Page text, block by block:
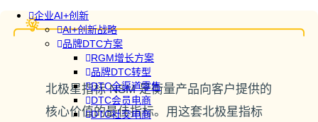
企业AI+创新
AI+创新战略
品牌DTC方案
RGM增长方案
品牌DTC转型
DTC全渠道零售
DTC会员电商
DTC社交电商
北极星指标 NSM 是衡量产品向客户提供的
核心价值的最佳指标。用这套北极星指标